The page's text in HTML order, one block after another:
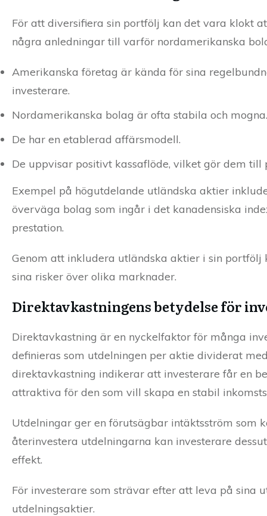
För att diversifiera sin portfölj kan det vara klokt
några anledningar till varför nordamerikanska
Amerikanska företag är kända för sina
investerare.
Nordamerikanska bolag är ofta stabila och mogna.
De har en etablerad affärsmodell.
De uppvisar positivt kassaflöde, vilket gör dem
Exempel på högutdelande utländska aktier
överväga bolag som ingår i det kanadensiska
prestation.
Genom att inkludera utländska aktier i sin
sina risker över olika marknader.
Direktavkastningens betydelse för
Direktavkastning är en nyckelfaktor för många
definieras som utdelningen per aktie dividerat
direktavkastning indikerar att investerare får en
attraktiva för den som vill skapa en stabil
Utdelningar ger en förutsägbar intäktsström som
återinvestera utdelningarna kan investerare
effekt.
För investerare som strävar efter att leva på sina
utdelningsaktier.